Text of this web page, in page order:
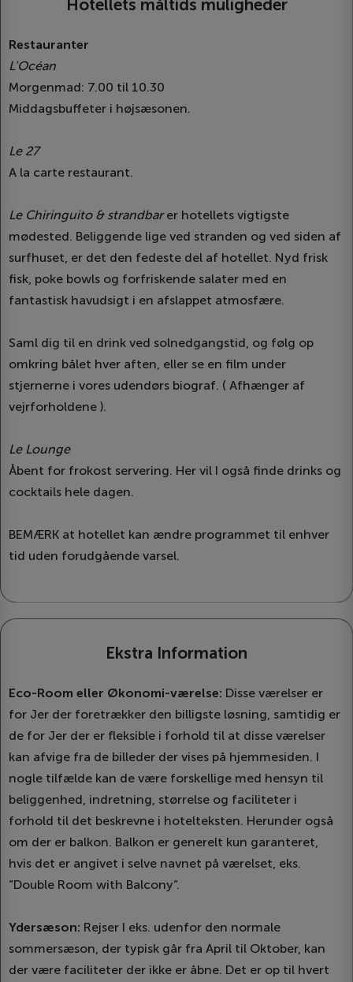
Hotellets måltids muligheder
Restauranter
L'Océan
Morgenmad: 7.00 til 10.30
Middagsbuffeter i højsæsonen.
Le 27
A la carte restaurant.
Le Chiringuito & strandbarer hotellets vigtigste
mødested. Beliggende lige ved stranden og ved siden af
​​surfhuset, er det den fedeste del af hotellet. Nyd frisk
fisk, poke bowls og forfriskende salater med en
fantastisk havudsigt i en afslappet atmosfære.
Saml dig til en drink ved solnedgangstid, og følg op
omkring bålet hver aften, eller se en film under
stjernerne i vores udendørs biograf. ( Afhænger af
vejrforholdene ).
Le Lounge
Åbent for frokost servering. Her vil I også finde drinks og
cocktails hele dagen.
BEMÆRK at hotellet kan ændre programmet til enhver
tid uden forudgående varsel.
Ekstra Information
Eco-Room eller Økonomi-værelse: Disse værelser er
for Jer der foretrækker den billigste løsning, samtidig er
de for Jer der er fleksible i forhold til at disse værelser
kan afvige fra de billeder der vises på hjemmesiden. I
nogle tilfælde kan de være forskellige med hensyn til
beliggenhed, indretning, størrelse og faciliteter i
forhold til det beskrevne i hotelteksten. Herunder også
om der er balkon. Balkon er generelt kun garanteret,
hvis det er angivet i selve navnet på værelset, eks.
”Double Room with Balcony”.
Ydersæson: Rejser I eks. udenfor den normale
sommersæson, der typisk går fra April til Oktober, kan
der være faciliteter der ikke er åbne. Det er op til hvert